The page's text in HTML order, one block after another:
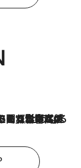
続く？《エネルギー専門家に聞く“どうなる日本の暮らし”》